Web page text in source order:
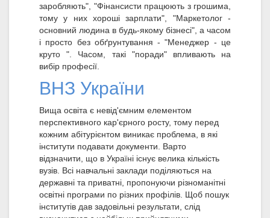
заробляють", "Фінансисти працюють з грошима,
тому у них хороші зарплати", "Маркетолог -
основний людина в будь-якому бізнесі", а часом
і просто без обґрунтування - "Менеджер - це
круто ". Часом, такі "поради" впливають на
вибір професії.
ВНЗ України
Вища освіта є невід'ємним елементом
перспективного кар'єрного росту, тому перед
кожним абітурієнтом виникає проблема, в які
інститути подавати документи. Варто
відзначити, що в Україні існує велика кількість
вузів. Всі навчальні заклади поділяються на
державні та приватні, пропонуючи різноманітні
освітні програми по різних профілів. Щоб пошук
інститутів дав задовільні результати, слід